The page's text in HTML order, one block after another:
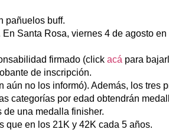
pañuelos buff.
Santa Rosa, viernes 4 de agosto
firmado (click acá para
de inscripción.
no los informó). Además, los tres
categorías por edad obtendrán
de una medalla finisher.
que en los 21K y 42K cada 5 años.